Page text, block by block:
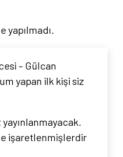
yapılmadı.
– Gülcan
yapan ilk kişi siz
işaretlenmişlerdir